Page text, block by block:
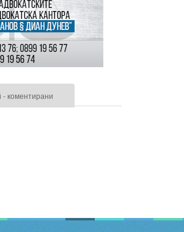
- коментирани